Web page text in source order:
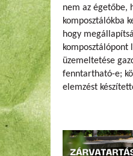
nem az égetőbe,
komposztálókba
hogy
komposztálópont
üzemeltetése
fenntartható-e;
elemzést